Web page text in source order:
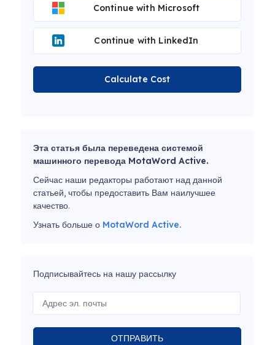
Continue with Microsoft
Continue with LinkedIn
Calculate Cost
Эта статья была переведена системой
машинного перевода MotaWord Active.
Сейчас наши редакторы работают над данной
статьей, чтобы предоставить Вам наилучшее
качество.
Узнать больше о MotaWord Active.
Подписывайтесь на нашу рассылку
ОТПРАВИТЬ